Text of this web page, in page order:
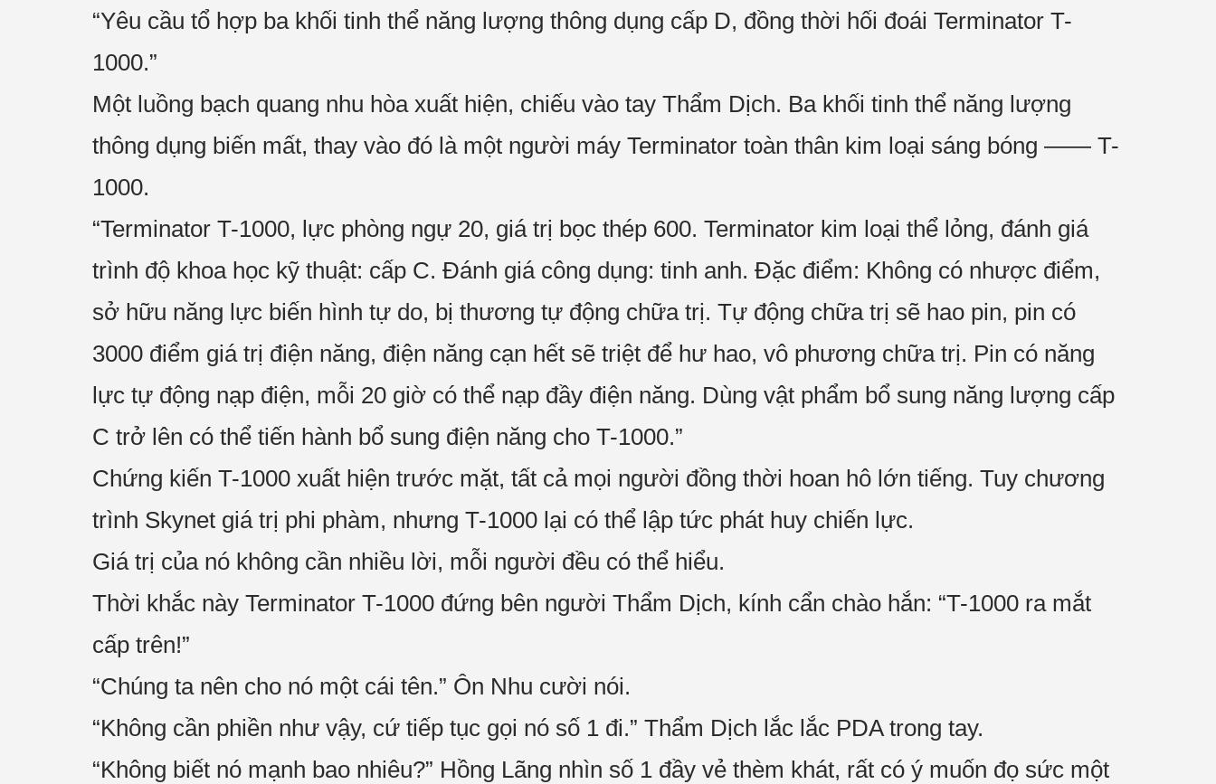
“Yêu cầu tổ hợp ba khối tinh thể năng lượng thông dụng cấp D, đồng thời hối đoái Terminator T-
1000.”
Một luồng bạch quang nhu hòa xuất hiện, chiếu vào tay Thẩm Dịch. Ba khối tinh thể năng lượng
thông dụng biến mất, thay vào đó là một người máy Terminator toàn thân kim loại sáng bóng —— T-
1000.
“Terminator T-1000, lực phòng ngự 20, giá trị bọc thép 600. Terminator kim loại thể lỏng, đánh giá
trình độ khoa học kỹ thuật: cấp C. Đánh giá công dụng: tinh anh. Đặc điểm: Không có nhược điểm,
sở hữu năng lực biến hình tự do, bị thương tự động chữa trị. Tự động chữa trị sẽ hao pin, pin có
3000 điểm giá trị điện năng, điện năng cạn hết sẽ triệt để hư hao, vô phương chữa trị. Pin có năng
lực tự động nạp điện, mỗi 20 giờ có thể nạp đầy điện năng. Dùng vật phẩm bổ sung năng lượng cấp
C trở lên có thể tiến hành bổ sung điện năng cho T-1000.”
Chứng kiến T-1000 xuất hiện trước mặt, tất cả mọi người đồng thời hoan hô lớn tiếng. Tuy chương
trình Skynet giá trị phi phàm, nhưng T-1000 lại có thể lập tức phát huy chiến lực.
Giá trị của nó không cần nhiều lời, mỗi người đều có thể hiểu.
Thời khắc này Terminator T-1000 đứng bên người Thẩm Dịch, kính cẩn chào hắn: “T-1000 ra mắt
cấp trên!”
“Chúng ta nên cho nó một cái tên.” Ôn Nhu cười nói.
“Không cần phiền như vậy, cứ tiếp tục gọi nó số 1 đi.” Thẩm Dịch lắc lắc PDA trong tay.
“Không biết nó mạnh bao nhiêu?” Hồng Lãng nhìn số 1 đầy vẻ thèm khát, rất có ý muốn đọ sức một